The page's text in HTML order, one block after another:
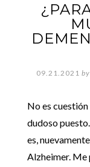
09.21.2021 by
No es
dudoso
es,
Alzheimer. Me